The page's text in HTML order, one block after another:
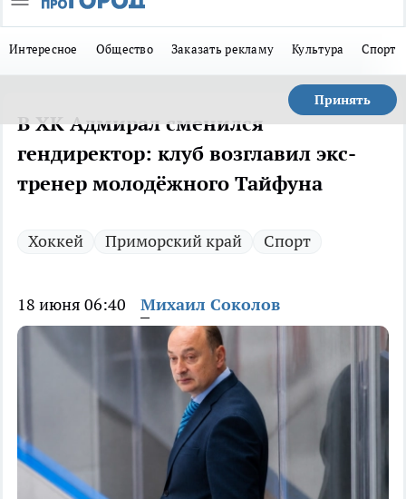
Интересное Общество Заказать рекламу Культура Спорт
Принять
В ХК Адмирал сменился
гендиректор: клуб возглавил экс-
тренер молодёжного Тайфуна
Хоккей Приморский край Спорт
18 июня 06:40 Михаил Соколов